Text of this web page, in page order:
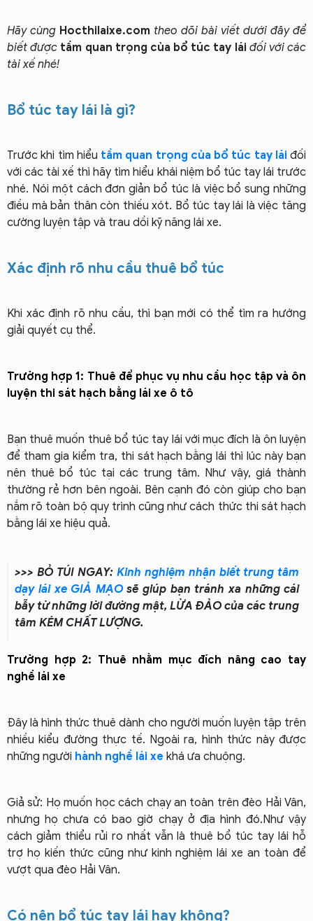
Hãy cùng Hocthilaixe.com theo dõi bài viết dưới đây để
biết được tầm quan trọng của bổ túc tay lái đối với các
tài xế nhé!
Bổ túc tay lái là gì?
Trước khi tìm hiểu tầm quan trọng của bổ túc tay láiđối
với các tài xế thì hãy tìm hiểu khái niệm bổ túc tay lái trước
nhé. Nói một cách đơn giản bổ túc là việc bổ sung những
điều mà bản thân còn thiếu xót. Bổ túc tay lái là việc tăng
cường luyện tập và trau dồi kỹ năng lái xe.
Xác định rõ nhu cầu thuê bổ túc
Khi xác định rõ nhu cầu, thì bạn mới có thể tìm ra hướng
giải quyết cụ thể.
Trường hợp 1: Thuê để phục vụ nhu cầu học tập và ôn
luyện thi sát hạch bằng lái xe ô tô
Bạn thuê muốn thuê bổ túc tay lái với mục đích là ôn luyện
để tham gia kiểm tra, thi sát hạch bằng lái thì lúc này bạn
nên thuê bổ túc tại các trung tâm. Như vậy, giá thành
thường rẻ hơn bên ngoài. Bên cạnh đó còn giúp cho bạn
nắm rõ toàn bộ quy trình cũng như cách thức thi sát hạch
bằng lái xe hiệu quả.
>>> BỎ TÚI NGAY: Kinh nghiệm nhận biết trung tâm
dạy lái xe GIẢ MẠOsẽ giúp bạn tránh xa những cái
bẫy từ những lời đường mật, LỪA ĐẢO của các trung
tâm KÉM CHẤT LƯỢNG.
Trường hợp 2: Thuê nhằm mục đích nâng cao tay
nghề lái xe
Đây là hình thức thuê dành cho người muốn luyện tập trên
nhiều kiểu đường thực tế. Ngoài ra, hình thức này được
những người hành nghề lái xe khá ưa chuộng.
Giả sử: Họ muốn học cách chạy an toàn trên đèo Hải Vân,
nhưng họ chưa có bao giờ chạy ở địa hình đó.Như vậy
cách giảm thiểu rủi ro nhất vẫn là thuê bổ túc tay lái hỗ
trợ họ kiến thức cũng như kinh nghiệm lái xe an toàn để
vượt qua đèo Hải Vân.
Có nên bổ túc tay lái hay không?